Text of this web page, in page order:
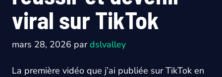
viral sur TikTok
mars 28, 2026 pardslvalley
La première vidéo que j’ai publiée sur TikTok en